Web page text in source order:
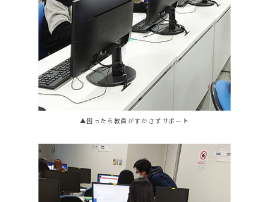
▲困ったら教員がすかさずサポート